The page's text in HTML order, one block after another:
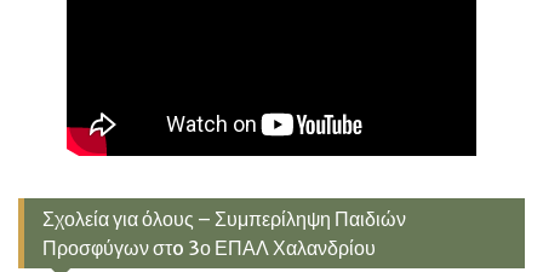
Σχολεία για όλους – Συμπερίληψη Παιδιών
Προσφύγων στo 3ο ΕΠΑΛ Χαλανδρίου